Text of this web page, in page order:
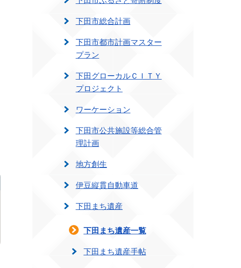
下田市総合計画
下田市都市計画マスター
プラン
下田グローカルＣＩＴＹ
プロジェクト
ワーケーション
下田市公共施設等総合管
理計画
地方創生
伊豆縦貫自動車道
下田まち遺産
下田まち遺産一覧
下田まち遺産手帖